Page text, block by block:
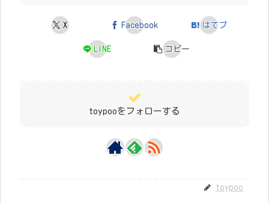
X Facebook はてブ
LINE コピー
toypooをフォローする
toypoo